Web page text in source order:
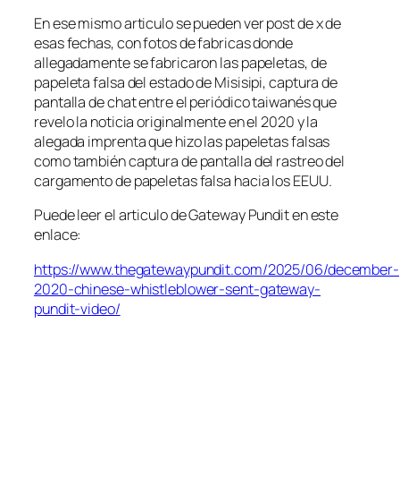
En ese mismo articulo se pueden ver post de x de
esas fechas, con fotos de fabricas donde
allegadamente se fabricaron las papeletas, de
papeleta falsa del estado de Misisipi, captura de
pantalla de chat entre el periódico taiwanés que
revelo la noticia originalmente en el 2020 y la
alegada imprenta que hizo las papeletas falsas
como también captura de pantalla del rastreo del
cargamento de papeletas falsa hacia los EEUU.
Puede leer el articulo de Gateway Pundit en este
enlace:
https://www.thegatewaypundit.com/2025/06/december-
2020-chinese-whistleblower-sent-gateway-
pundit-video/